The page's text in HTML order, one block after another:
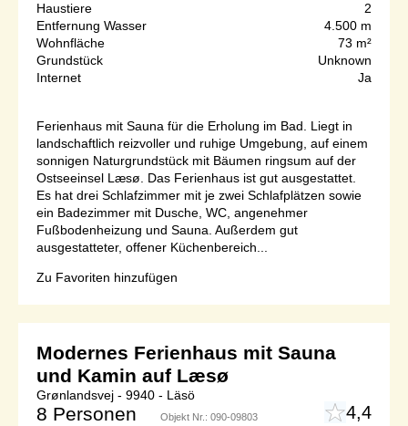
Haustiere
2
Entfernung Wasser
4.500 m
Wohnfläche
73 m²
Grundstück
Unknown
Internet
Ja
Ferienhaus mit Sauna für die Erholung im Bad. Liegt in
landschaftlich reizvoller und ruhige Umgebung, auf einem
sonnigen Naturgrundstück mit Bäumen ringsum auf der
Ostseeinsel Læsø. Das Ferienhaus ist gut ausgestattet.
Es hat drei Schlafzimmer mit je zwei Schlafplätzen sowie
ein Badezimmer mit Dusche, WC, angenehmer
Fußbodenheizung und Sauna. Außerdem gut
ausgestatteter, offener Küchenbereich...
Zu Favoriten hinzufügen
Modernes Ferienhaus mit Sauna
und Kamin auf Læsø
Grønlandsvej - 9940 - Läsö
8 Personen Objekt Nr.: 090-09803 4,4